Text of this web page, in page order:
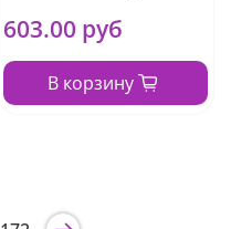
603.00 руб
В корзину